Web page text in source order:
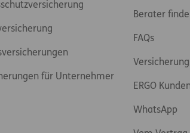
für Unternehmer
Berater
FAQs
ERGO
WhatsApp